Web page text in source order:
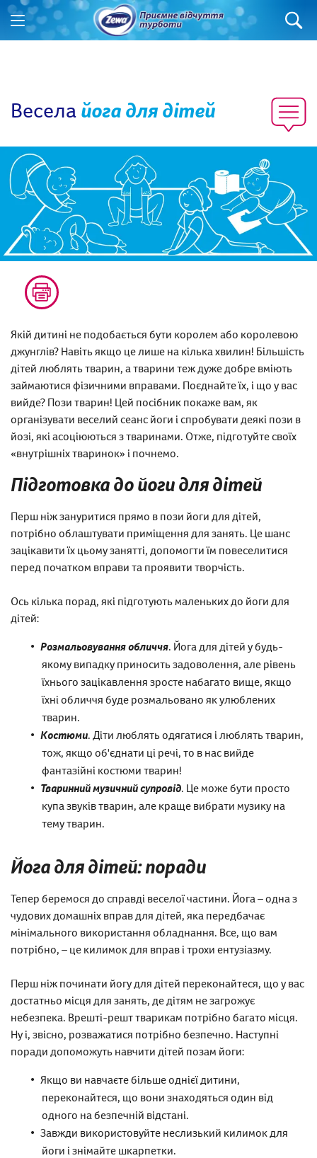
Веселайога для дітей
Якій дитині не подобається бути королем або королевою
джунглів? Навіть якщо це лише на кілька хвилин! Більшість
дітей люблять тварин, а тварини теж дуже добре вміють
займаютися фізичними вправами. Поєднайте їх, і що у вас
вийде? Пози тварин! Цей посібник покаже вам, як
організувати веселий сеанс йоги і спробувати деякі пози в
йозі, які асоціюються з тваринами. Отже, підготуйте своїх
«внутрішніх тваринок» і почнемо.
Підготовка до йоги для дітей
Перш ніж зануритися прямо в пози йоги для дітей,
потрібно облаштувати приміщення для занять. Це шанс
зацікавити їх цьому занятті, допомогти їм повеселитися
перед початком вправи та проявити творчість.
Ось кілька порад, які підготують маленьких до йоги для
дітей:
Розмальовування обличчя. Йога для дітей у будь-
якому випадку приносить задоволення, але рівень
їхнього зацікавлення зросте набагато вище, якщо
їхні обличчя буде розмальовано як улюблених
тварин.
Костюми. Діти люблять одягатися і люблять тварин,
тож, якщо об'єднати ці речі, то в нас вийде
фантазійні костюми тварин!
Тваринний музичний супровід. Це може бути просто
купа звуків тварин, але краще вибрати музику на
тему тварин.
Йога для дітей: поради
Тепер беремося до справді веселої частини. Йога – одна з
чудових домашніх вправ для дітей, яка передбачає
мінімального використання обладнання. Все, що вам
потрібно, – це килимок для вправ і трохи ентузіазму.
Перш ніж починати йогу для дітей переконайтеся, що у вас
достатньо місця для занять, де дітям не загрожує
небезпека. Врешті-решт тварикам потрібно багато місця.
Ну і, звісно, розважатися потрібно безпечно. Наступні
поради допоможуть навчити дітей позам йоги:
Якщо ви навчаєте більше однієї дитини,
переконайтеся, що вони знаходяться один від
одного на безпечній відстані.
Завжди використовуйте неслизький килимок для
йоги і знімайте шкарпетки.